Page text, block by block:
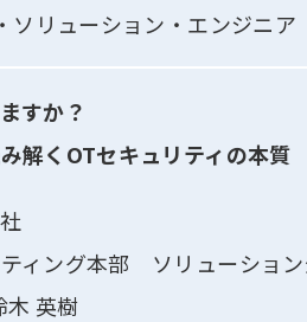
ソリューション・エンジニ
すか？
解くOTセキュリティの本質
ィング本部 ソリューショ
英樹